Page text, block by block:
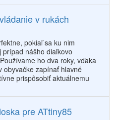
v rukách
pokiaľ sa ku nim
prípad nášho diaľkovo
ho dva roky, vďaka
obyvačke zapínať hlavné
prispôsobiť aktuálnemu
pre ATtiny85